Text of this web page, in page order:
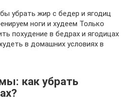
убрать жир с бедер и ягодиц
ноги и худеем Только
похудение в бедрах и ягодицах
в домашних условиях в
как убрать